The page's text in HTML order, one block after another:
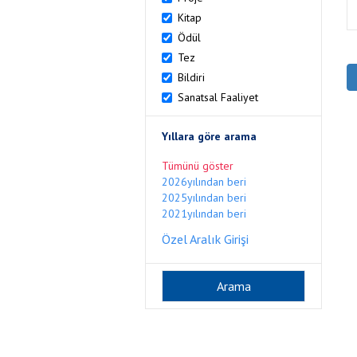
Kitap
Ödül
Tez
Bildiri
Sanatsal Faaliyet
Yıllara göre arama
Tümünü göster
2026yılından beri
2025yılından beri
2021yılından beri
Özel Aralık Girişi